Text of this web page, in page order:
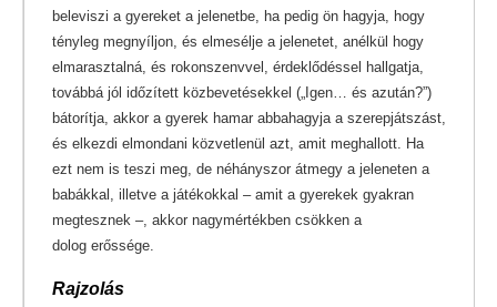
beleviszi a gyereket a jelenetbe, ha pedig ön hagyja, hogy
tényleg megnyíljon, és elmesélje a jelenetet, anélkül hogy
elmarasztalná, és rokonszenvvel, érdeklődéssel hallgatja,
továbbá jól időzített közbevetésekkel („Igen… és azután?”)
bátorítja, akkor a gyerek hamar abbahagyja a szerepjátszást,
és elkezdi elmondani közvetlenül azt, amit meghallott. Ha
ezt nem is teszi meg, de néhányszor átmegy a jeleneten a
babákkal, illetve a játékokkal – amit a gyerekek gyakran
megtesznek –, akkor nagymértékben csökken a
dolog erőssége.
Rajzolás